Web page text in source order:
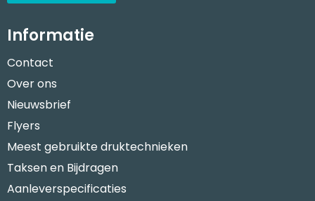
Informatie
Contact
Over ons
Nieuwsbrief
Flyers
Meest gebruikte druktechnieken
Taksen en Bijdragen
Aanleverspecificaties